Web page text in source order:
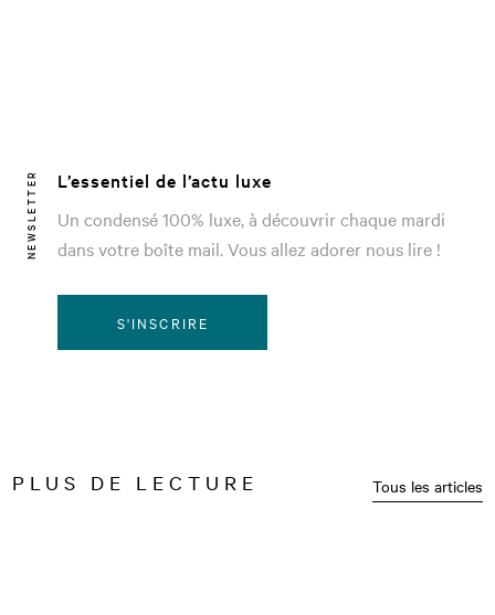
NEWSLETTER
L’essentiel de l’actu luxe
Un condensé 100% luxe, à découvrir chaque mardi
dans votre boîte mail. Vous allez adorer nous lire !
S'INSCRIRE
PLUS DE LECTURE Tous les articles